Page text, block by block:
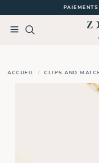
au
contenu
ACCUEIL / CLIPS AND